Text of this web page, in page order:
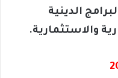
الدينية
والاستثمارية.